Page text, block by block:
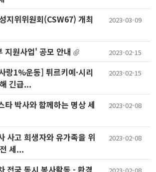
지위위원회(CSW67) 개최
2023-03-09
지원사업' 공모 안내 2023-02-15
랑1%운동] 튀르키예·시리
긴급...
2023-02-15
타 박사와 함께하는 명상 세
2023-02-08
사고 희생자와 유가족을 위
세...
2023-02-08
전국 동시 봉사활동 - 환경